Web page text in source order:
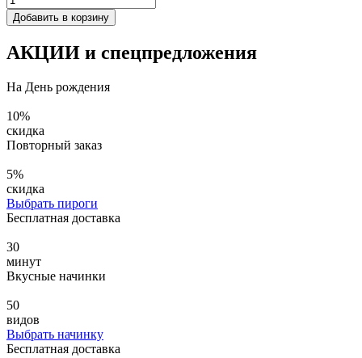
Добавить в корзину
АКЦИИ и спецпредложения
На День рождения
10%
скидка
Повторный заказ
5%
скидка
Выбрать пироги
Бесплатная доставка
30
минут
Вкусные начинки
50
видов
Выбрать начинку
Бесплатная доставка